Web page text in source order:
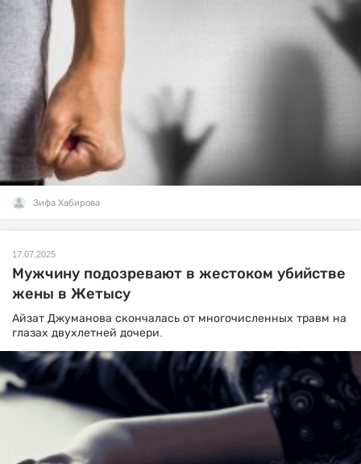
Зифа Хабирова
17.07.2025
Мужчину подозревают в жестоком убийстве
жены в Жетысу
Айзат Джуманова скончалась от многочисленных травм на
глазах двухлетней дочери.